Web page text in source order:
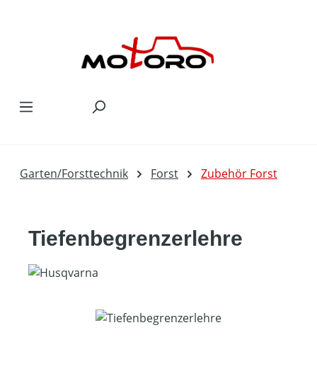
Garten/Forsttechnik Forst Zubehör Forst
Tiefenbegrenzerlehre
Bildergalerie überspringen